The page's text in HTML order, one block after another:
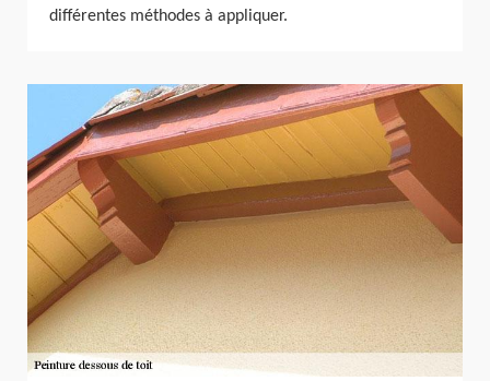
différentes méthodes à appliquer.